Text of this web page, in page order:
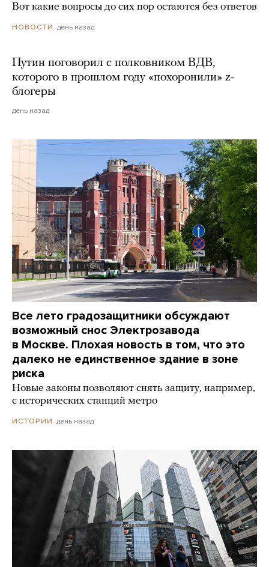
Вот какие вопросы до сих пор остаются без ответов
НОВОСТИ день назад
Путин поговорил с полковником ВДВ,
которого в прошлом году «похоронили» z-
блогеры
день назад
Все лето градозащитники обсуждают
возможный снос Электрозавода
в Москве. Плохая новость в том, что это
далеко не единственное здание в зоне
риска
Новые законы позволяют снять защиту, например,
с исторических станций метро
ИСТОРИИ день назад